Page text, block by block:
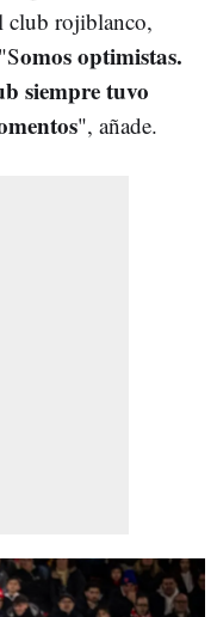
club rojiblanco,
omos optimistas.
siempre tuvo
s", añade.